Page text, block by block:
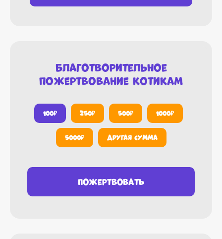
Благотворительное
пожертвование котикам
100₽ 250₽ 500₽ 1000₽
5000₽ Другая сумма
Пожертвовать